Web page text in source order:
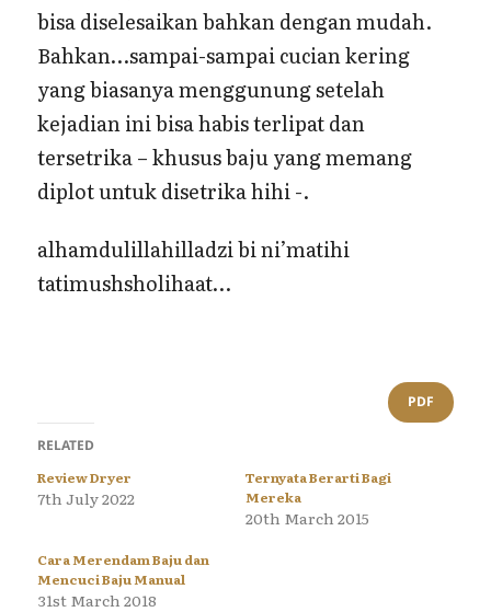
bisa diselesaikan bahkan dengan mudah.
Bahkan…sampai-sampai cucian kering
yang biasanya menggunung setelah
kejadian ini bisa habis terlipat dan
tersetrika – khusus baju yang memang
diplot untuk disetrika hihi -.
alhamdulillahilladzi bi ni’matihi
tatimushsholihaat…
PDF
RELATED
Review Dryer
7th July 2022
Ternyata Berarti Bagi
Mereka
20th March 2015
Cara Merendam Baju dan
Mencuci Baju Manual
31st March 2018